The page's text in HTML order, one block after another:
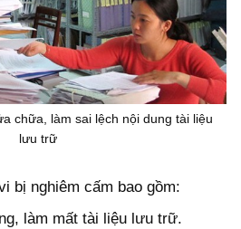
chữa, làm sai lệch nội dung tài liệu
lưu trữ
bị nghiêm cấm bao gồm:
làm mất tài liệu lưu trữ.